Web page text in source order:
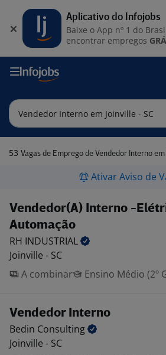
53 Vagas de Emprego de Vendedor Interno em
Ativar Aviso de
Vendedor(A) Interno -
Automação
RH INDUSTRIAL
Joinville - SC
A combinar
Ensino Médio (2º
Vendedor Interno
Bedin Consulting
Joinville - SC
Aplicativo do Infojobs
Baixe o App nº 1 do
encontrar empregos